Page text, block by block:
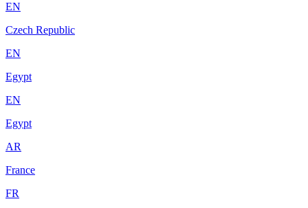
EN
Czech Republic
EN
Egypt
EN
Egypt
AR
France
FR